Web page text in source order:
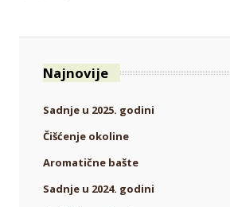
Najnovije
Sadnje u 2025. godini
Čišćenje okoline
Aromatične bašte
Sadnje u 2024. godini